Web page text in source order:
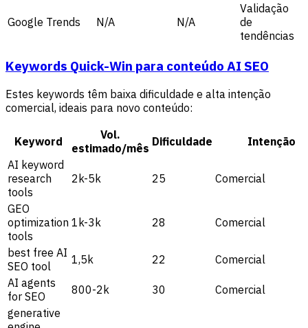
Google Trends N/A N/A
Validação
de
tendências
Keywords Quick-Win para conteúdo AI SEO
Estes keywords têm baixa dificuldade e alta intenção
comercial, ideais para novo conteúdo:
Keyword
Vol.
estimado/mês Dificuldade
Intenção
AI keyword
research
tools
2k-5k 25 Comercial
GEO
optimization
tools
1k-3k 28 Comercial
best free AI
SEO tool
1,5k 22
Comercial
AI agents
for SEO
800-2k 30
Comercial
generative